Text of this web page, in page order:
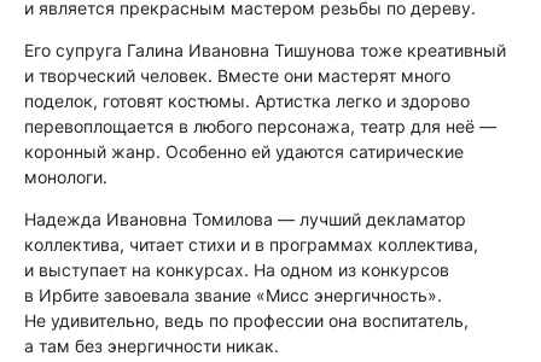
и является прекрасным мастером резьбы по дереву.
Его супруга Галина Ивановна Тишунова тоже креативный
и творческий человек. Вместе они мастерят много
поделок, готовят костюмы. Артистка легко и здорово
перевоплощается в любого персонажа, театр для неё —
коронный жанр. Особенно ей удаются сатирические
монологи.
Надежда Ивановна Томилова — лучший декламатор
коллектива, читает стихи и в программах коллектива,
и выступает на конкурсах. На одном из конкурсов
в Ирбите завоевала звание «Мисс энергичность».
Не удивительно, ведь по профессии она воспитатель,
а там без энергичности никак.